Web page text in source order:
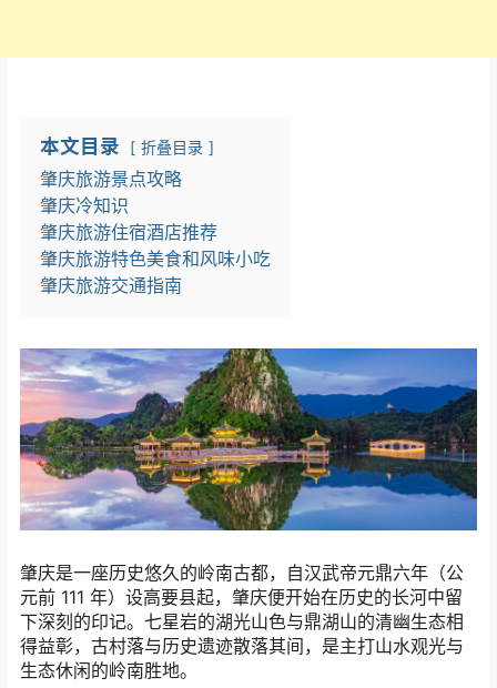
本文目录 折叠目录
肇庆旅游景点攻略
肇庆冷知识
肇庆旅游住宿酒店推荐
肇庆旅游特色美食和风味小吃
肇庆旅游交通指南
肇庆是一座历史悠久的岭南古都，自汉武帝元鼎六年（公
元前 111 年）设高要县起，肇庆便开始在历史的长河中留
下深刻的印记。七星岩的湖光山色与鼎湖山的清幽生态相
得益彰，古村落与历史遗迹散落其间，是主打山水观光与
生态休闲的岭南胜地。